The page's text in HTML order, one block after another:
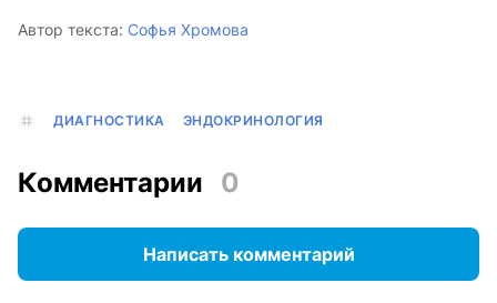
Автор текста: Софья Хромова
ДИАГНОСТИКА ЭНДОКРИНОЛОГИЯ
Комментарии 0
Написать комментарий